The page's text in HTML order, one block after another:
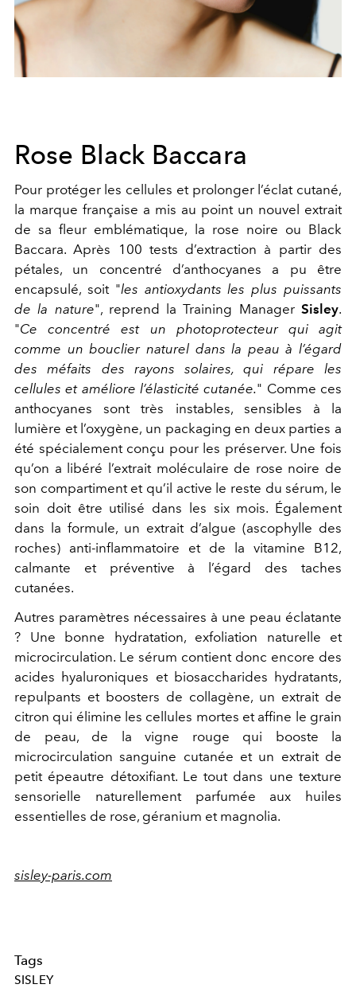
Rose Black Baccara
Pour protéger les cellules et prolonger l’éclat cutané,
la marque française a mis au point un nouvel extrait
de sa fleur emblématique, la rose noire ou Black
Baccara. Après 100 tests d’extraction à partir des
pétales, un concentré d’anthocyanes a pu être
encapsulé, soit "les antioxydants les plus puissants
de la nature", reprend la Training ManagerSisley.
"Ce concentré est un photoprotecteur qui agit
comme un bouclier naturel dans la peau à l’égard
des méfaits des rayons solaires, qui répare les
cellules et améliore l’élasticité cutanée." Comme ces
anthocyanes sont très instables, sensibles à la
lumière et l’oxygène, un packaging en deux parties a
été spécialement conçu pour les préserver. Une fois
qu’on a libéré l’extrait moléculaire de rose noire de
son compartiment et qu’il active le reste du sérum, le
soin doit être utilisé dans les six mois. Également
dans la formule, un extrait d’algue (ascophylle des
roches) anti-inflammatoire et de la vitamine B12,
calmante et préventive à l’égard des taches
cutanées.
Autres paramètres nécessaires à une peau éclatante
? Une bonne hydratation, exfoliation naturelle et
microcirculation. Le sérum contient donc encore des
acides hyaluroniques et biosaccharides hydratants,
repulpants et boosters de collagène, un extrait de
citron qui élimine les cellules mortes et affine le grain
de peau, de la vigne rouge qui booste la
microcirculation sanguine cutanée et un extrait de
petit épeautre détoxifiant. Le tout dans une texture
sensorielle naturellement parfumée aux huiles
essentielles de rose, géranium et magnolia.
sisley-paris.com
Tags
SISLEY